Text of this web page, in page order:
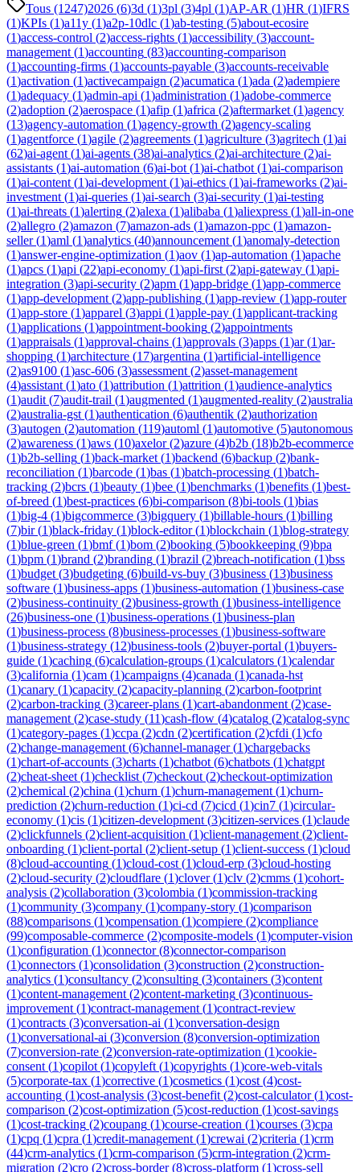
Tous (1247)2026 (6)3d (1)3pl (3)4pl (1)AP-AR (1)HR (1)IFRS
(1)KPIs (1)a11y (1)a2p-10dlc (1)ab-testing (5)about-ecosire
(1)access-control (2)access-rights (1)accessibility (3)account-
management (1)accounting (83)accounting-comparison
(1)accounting-firms (1)accounts-payable (3)accounts-receivable
(1)activation (1)activecampaign (2)acumatica (1)ada (2)adempiere
(1)adequacy (1)admin-api (1)administration (1)adobe-commerce
(2)adoption (2)aerospace (1)afip (1)africa (2)aftermarket (1)agency
(13)agency-automation (1)agency-growth (2)agency-scaling
(1)agentforce (1)agile (2)agreements (1)agriculture (3)agritech (1)ai
(62)ai-agent (1)ai-agents (38)ai-analytics (2)ai-architecture (2)ai-
assistants (1)ai-automation (6)ai-bot (1)ai-chatbot (1)ai-comparison
(1)ai-content (1)ai-development (1)ai-ethics (1)ai-frameworks (2)ai-
investment (1)ai-queries (1)ai-search (3)ai-security (1)ai-testing
(1)ai-threats (1)alerting (2)alexa (1)alibaba (1)aliexpress (1)all-in-one
(2)allegro (2)amazon (7)amazon-ads (1)amazon-ppc (1)amazon-
seller(1)aml (1)analytics (40)announcement (1)anomaly-detection
(1)answer-engine-optimization (1)aov (1)ap-automation (1)apache
(1)apcs (1)api (22)api-economy (1)api-first (2)api-gateway (1)api-
integration (3)api-security (2)apm (1)app-bridge (1)app-commerce
(1)app-development (2)app-publishing (1)app-review (1)app-router
(1)app-store (1)apparel (3)appi (1)apple-pay (1)applicant-tracking
(1)applications (1)appointment-booking (2)appointments
(1)appraisals (1)approval-chains (1)approvals (3)apps (1)ar(1)ar-
shopping (1)architecture (17)argentina (1)artificial-intelligence
(2)as9100 (1)asc-606 (3)assessment (2)asset-management
(4)assistant (1)ato (1)attribution (1)attrition (1)audience-analytics
(1)audit (7)audit-trail (1)augmented (1)augmented-reality (2)australia
(2)australia-gst (1)authentication (6)authentik (2)authorization
(3)autogen (2)automation (119)automl (1)automotive (5)autonomous
(2)awareness (1)aws (10)axelor(2)azure (4)b2b (18)b2b-ecommerce
(1)b2b-selling (1)back-market (1)backend (6)backup (2)bank-
reconciliation (1)barcode (1)bas (1)batch-processing (1)batch-
tracking (2)bcrs (1)beauty (1)bee (1)benchmarks (1)benefits (1)best-
of-breed (1)best-practices (6)bi-comparison (8)bi-tools (1)bias
(1)big-4 (1)bigcommerce (3)bigquery (1)billable-hours (1)billing
(7)bir(1)black-friday (1)block-editor(1)blockchain (1)blog-strategy
(1)blue-green (1)bmf(1)bom (2)booking (5)bookkeeping (9)bpa
(1)bpm (1)brand (2)branding (1)brazil (2)breach-notification (1)bss
(1)budget (3)budgeting (6)build-vs-buy (3)business (13)business
software (1)business-apps (1)business-automation (1)business-case
(2)business-continuity (2)business-growth (1)business-intelligence
(26)business-one (1)business-operations (1)business-plan
(1)business-process (8)business-processes (1)business-software
(1)business-strategy (12)business-tools (2)buyer-portal (1)buyers-
guide (1)caching (6)calculation-groups (1)calculators (1)calendar
(3)california (1)cam (1)campaigns (4)canada (1)canada-hst
(1)canary (1)capacity (2)capacity-planning (2)carbon-footprint
(2)carbon-tracking (3)career-plans (1)cart-abandonment (2)case-
management (2)case-study (11)cash-flow (4)catalog (2)catalog-sync
(1)category-pages (1)ccpa (2)cdn (2)certification (2)cfdi (1)cfo
(2)change-management (6)channel-manager(1)chargebacks
(1)chart-of-accounts (3)charts (1)chatbot (6)chatbots (1)chatgpt
(2)cheat-sheet (1)checklist (7)checkout (2)checkout-optimization
(2)chemical (2)china (1)churn (1)churn-management (1)churn-
prediction (2)churn-reduction (1)ci-cd (7)cicd (1)cin7 (1)circular-
economy (1)cis (1)citizen-development (3)citizen-services (1)claude
(2)clickfunnels (2)client-acquisition (1)client-management (2)client-
onboarding (1)client-portal (2)client-setup (1)client-success (1)cloud
(8)cloud-accounting (1)cloud-cost (1)cloud-erp (3)cloud-hosting
(2)cloud-security (2)cloudflare (1)clover(1)clv (2)cmms (1)cohort-
analysis (2)collaboration (3)colombia (1)commission-tracking
(1)community (3)company (1)company-story (1)comparison
(88)comparisons (1)compensation (1)compiere (2)compliance
(99)composable-commerce (2)composite-models (1)computer-vision
(1)configuration (1)connector(8)connector-comparison
(1)connectors (1)consolidation (3)construction (2)construction-
analytics (1)consultancy (2)consulting (3)containers (3)content
(1)content-management (2)content-marketing (3)continuous-
improvement (1)contract-management (1)contract-review
(1)contracts (3)conversation-ai (1)conversation-design
(1)conversational-ai (3)conversion (8)conversion-optimization
(7)conversion-rate (2)conversion-rate-optimization (1)cookie-
consent (1)copilot (1)copyleft (1)copyrights (1)core-web-vitals
(5)corporate-tax (1)corrective (1)cosmetics (1)cost (4)cost-
accounting (1)cost-analysis (3)cost-benefit (2)cost-calculator(1)cost-
comparison (2)cost-optimization (5)cost-reduction (1)cost-savings
(1)cost-tracking (2)coupang (1)course-creation (1)courses (3)cpa
(1)cpq (1)cpra (1)credit-management (1)crewai (2)criteria (1)crm
(44)crm-analytics (1)crm-comparison (5)crm-integration (2)crm-
migration (2)cro (2)cross-border(8)cross-platform (1)cross-sell